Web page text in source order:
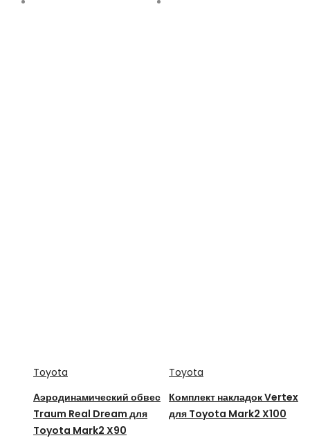
Toyota
Аэродинамический обвес
Traum Real Dream для
Toyota Mark2 X90
Toyota
Комплект накладок Vertex
для Toyota Mark2 X100